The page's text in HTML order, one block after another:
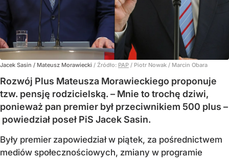
Jacek Sasin / Mateusz Morawiecki / Źródło: PAP / Piotr Nowak / Marcin Obara
Rozwój Plus Mateusza Morawieckiego proponuje
tzw. pensję rodzicielską. – Mnie to trochę dziwi,
ponieważ pan premier był przeciwnikiem 500 plus –
powiedział poseł PiS Jacek Sasin.
Były premier zapowiedział w piątek, za pośrednictwem
mediów społecznościowych, zmiany w programie